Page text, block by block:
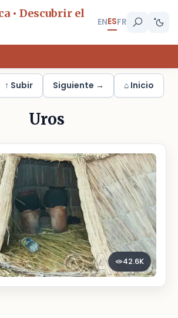
• Descubrir el
ENESFR
↑ Subir Siguiente → ⌂ Inicio
Uros
42.6K